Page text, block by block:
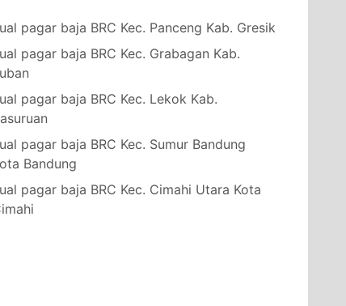
pagar baja BRC Kec. Panceng Kab. Gresik
pagar baja BRC Kec. Grabagan Kab.
pagar baja BRC Kec. Lekok Kab.
pagar baja BRC Kec. Sumur Bandung
Bandung
pagar baja BRC Kec. Cimahi Utara Kota